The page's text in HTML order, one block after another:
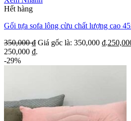
Hết hàng
Gối tựa sofa lông cừu chất lượng cao
350,000₫ Giá gốc là: 350,000 ₫.
250,000 ₫.
-29%